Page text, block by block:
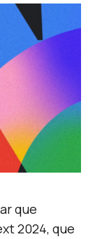
que
2024, que